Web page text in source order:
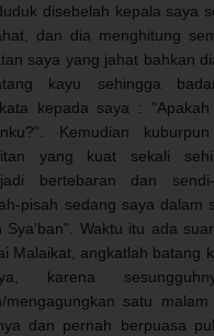
disebelah kepala saya
dan dia menghitung
saya yang jahat bahkan
kayu sehingga
kepada saya :
Kemudian
yang kuat sekali
bertebaran dan
pisah sedang saya dalam
Sya'ban". Waktu itu ada
Malaikat, angkatlah batang
karena
mengagungkan satu
dan pernah berpuasa